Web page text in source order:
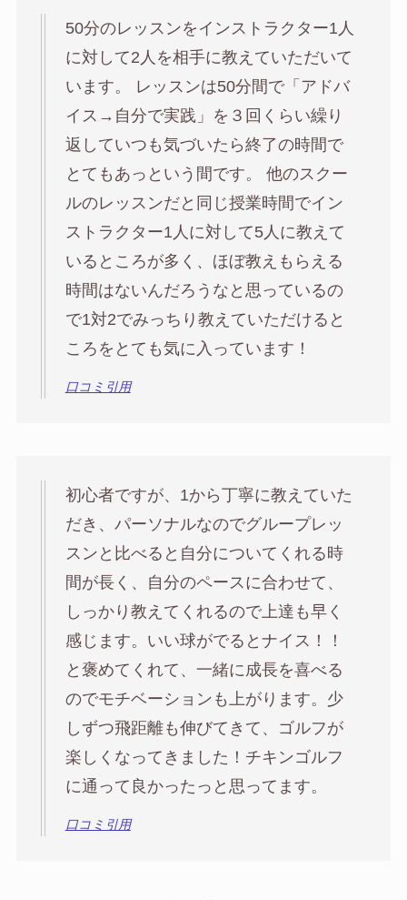
50分のレッスンをインストラクター1人
に対して2人を相手に教えていただいて
います。 レッスンは50分間で「アドバ
イス→自分で実践」を３回くらい繰り
返していつも気づいたら終了の時間で
とてもあっという間です。 他のスクー
ルのレッスンだと同じ授業時間でイン
ストラクター1人に対して5人に教えて
いるところが多く、ほぼ教えもらえる
時間はないんだろうなと思っているの
で1対2でみっちり教えていただけると
ころをとても気に入っています！
口コミ引用
初心者ですが、1から丁寧に教えていた
だき、パーソナルなのでグループレッ
スンと比べると自分についてくれる時
間が長く、自分のペースに合わせて、
しっかり教えてくれるので上達も早く
感じます。いい球がでるとナイス！！
と褒めてくれて、一緒に成長を喜べる
のでモチベーションも上がります。少
しずつ飛距離も伸びてきて、ゴルフが
楽しくなってきました！チキンゴルフ
に通って良かったっと思ってます。
口コミ引用